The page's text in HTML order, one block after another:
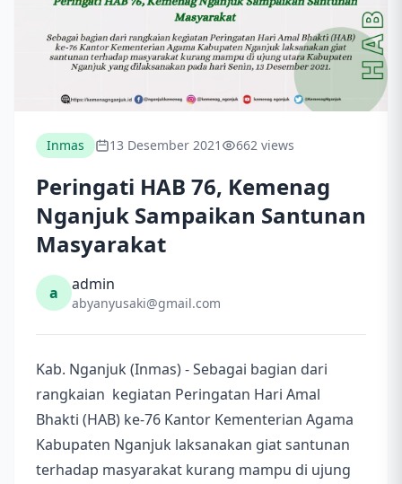
Inmas 13 Desember 2021 662 views
Peringati HAB 76, Kemenag
Nganjuk Sampaikan Santunan
Masyarakat
a admin
abyanyusaki@gmail.com
Kab. Nganjuk (Inmas) - Sebagai bagian dari
rangkaian kegiatan Peringatan Hari Amal
Bhakti (HAB) ke-76 Kantor Kementerian Agama
Kabupaten Nganjuk laksanakan giat santunan
terhadap masyarakat kurang mampu di ujung